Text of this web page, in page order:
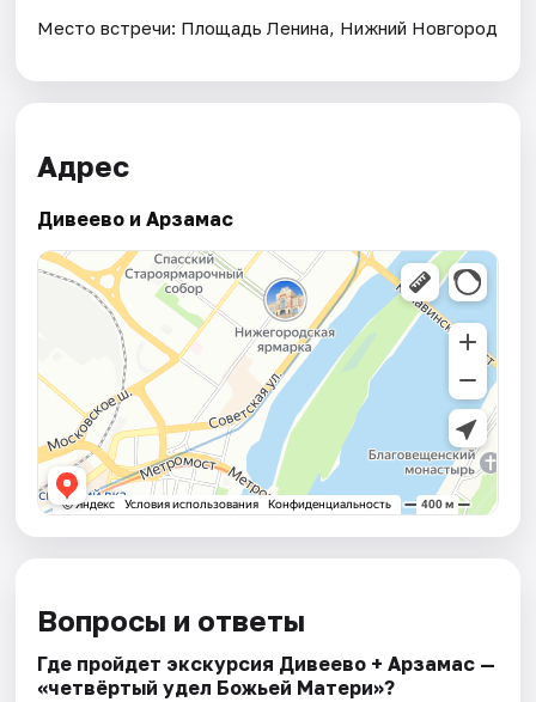
Место встречи: Площадь Ленина, Нижний Новгород
Адрес
Дивеево и Арзамас
Вопросы и ответы
Где пройдет экскурсия Дивеево + Арзамас —
«четвёртый удел Божьей Матери»?